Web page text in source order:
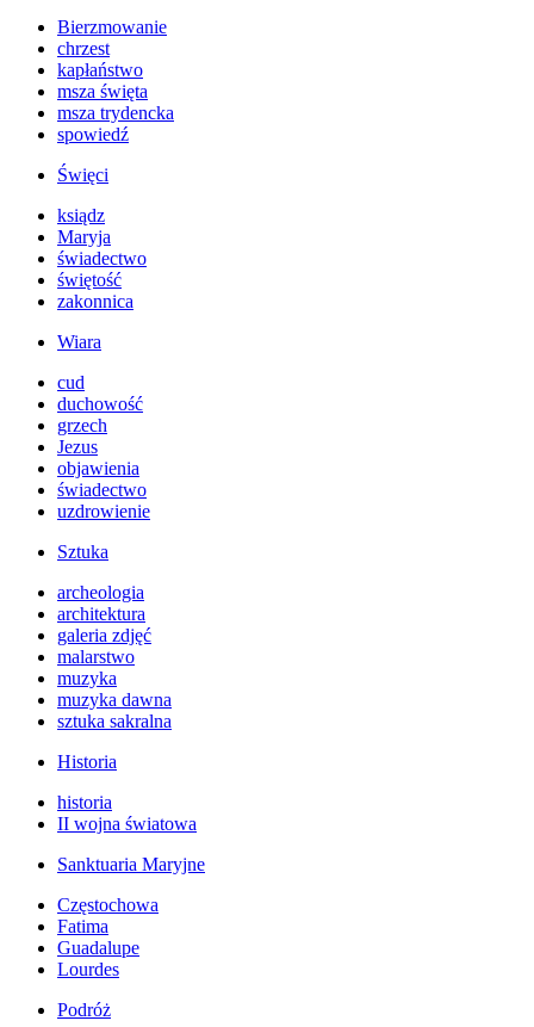
Bierzmowanie
chrzest
kapłaństwo
msza święta
msza trydencka
spowiedź
Święci
ksiądz
Maryja
świadectwo
świętość
zakonnica
Wiara
cud
duchowość
grzech
Jezus
objawienia
świadectwo
uzdrowienie
Sztuka
archeologia
architektura
galeria zdjęć
malarstwo
muzyka
muzyka dawna
sztuka sakralna
Historia
historia
II wojna światowa
Sanktuaria Maryjne
Częstochowa
Fatima
Guadalupe
Lourdes
Podróż